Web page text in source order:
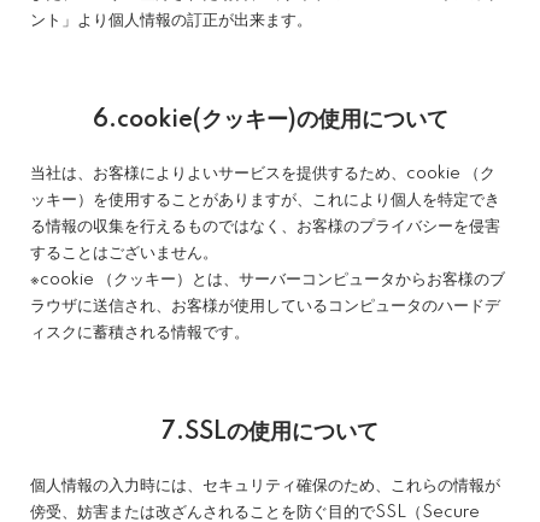
ント」より個人情報の訂正が出来ます。
6.cookie(クッキー)の使用について
当社は、お客様によりよいサービスを提供するため、cookie （ク
ッキー）を使用することがありますが、これにより個人を特定でき
る情報の収集を行えるものではなく、お客様のプライバシーを侵害
することはございません。
※cookie （クッキー）とは、サーバーコンピュータからお客様のブ
ラウザに送信され、お客様が使用しているコンピュータのハードデ
ィスクに蓄積される情報です。
7.SSLの使用について
個人情報の入力時には、セキュリティ確保のため、これらの情報が
傍受、妨害または改ざんされることを防ぐ目的でSSL（Secure